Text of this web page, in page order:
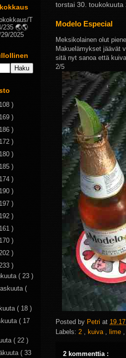
torstai 30. toukokuuta
Modelo Especial
Meksikolainen olut
Makuelämykset jäävät
sitä nyt sanoa että
2/5
Posted by Petri at 19.17
Labels: 2 kuiva lime
2 kommenttia :
T
235 🌏🌎
2025
)
)
)
)
)
)
)
)
)
)
)
)
)
)
( 23 )
(
( 18 )
( 17
( 22 )
( 33